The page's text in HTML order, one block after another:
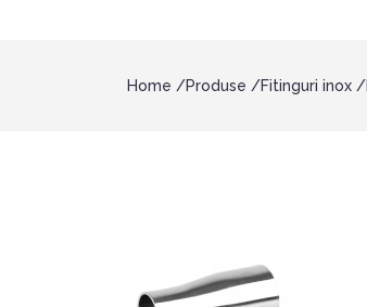
Home Produse Fitinguri inox